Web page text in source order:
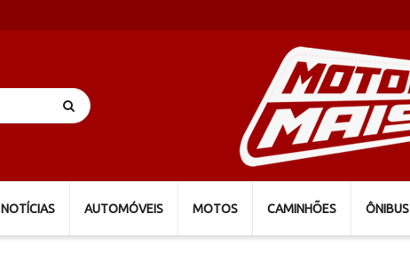
NOTÍCIAS AUTOMÓVEIS MOTOS CAMINHÕES ÔNIBUS